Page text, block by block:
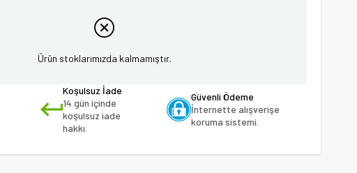
Ürün stoklarımızda kalmamıştır.
Koşulsuz İade
14 gün içinde
koşulsuz iade
hakkı.
Güvenli Ödeme
İnternette alışverişe
koruma sistemi.